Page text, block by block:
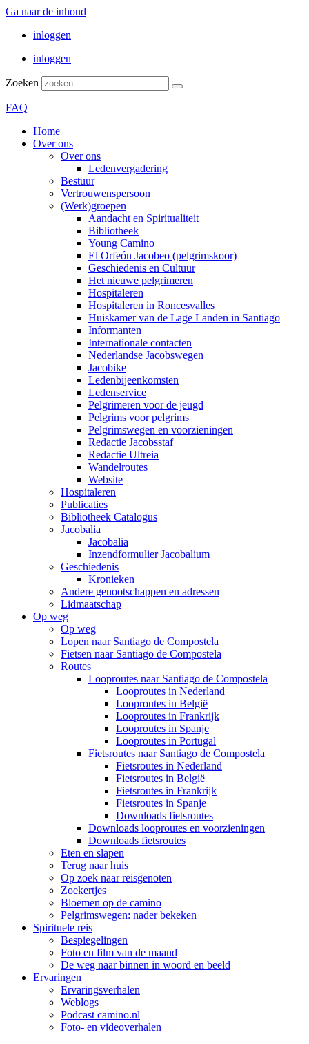
Ga naar de inhoud
inloggen
inloggen
Zoeken
FAQ
Home
Over ons
Over ons
Ledenvergadering
Bestuur
Vertrouwenspersoon
(Werk)groepen
Aandacht en Spiritualiteit
Bibliotheek
Young Camino
El Orfeón Jacobeo (pelgrimskoor)
Geschiedenis en Cultuur
Het nieuwe pelgrimeren
Hospitaleren
Hospitaleren in Roncesvalles
Huiskamer van de Lage Landen in Santiago
Informanten
Internationale contacten
Nederlandse Jacobswegen
Jacobike
Ledenbijeenkomsten
Ledenservice
Pelgrimeren voor de jeugd
Pelgrims voor pelgrims
Pelgrimswegen en voorzieningen
Redactie Jacobsstaf
Redactie Ultreia
Wandelroutes
Website
Hospitaleren
Publicaties
Bibliotheek Catalogus
Jacobalia
Jacobalia
Inzendformulier Jacobalium
Geschiedenis
Kronieken
Andere genootschappen en adressen
Lidmaatschap
Op weg
Op weg
Lopen naar Santiago de Compostela
Fietsen naar Santiago de Compostela
Routes
Looproutes naar Santiago de Compostela
Looproutes in Nederland
Looproutes in België
Looproutes in Frankrijk
Looproutes in Spanje
Looproutes in Portugal
Fietsroutes naar Santiago de Compostela
Fietsroutes in Nederland
Fietsroutes in België
Fietsroutes in Frankrijk
Fietsroutes in Spanje
Downloads fietsroutes
Downloads looproutes en voorzieningen
Downloads fietsroutes
Eten en slapen
Terug naar huis
Op zoek naar reisgenoten
Zoekertjes
Bloemen op de camino
Pelgrimswegen: nader bekeken
Spirituele reis
Bespiegelingen
Foto en film van de maand
De weg naar binnen in woord en beeld
Ervaringen
Ervaringsverhalen
Weblogs
Podcast camino.nl
Foto- en videoverhalen